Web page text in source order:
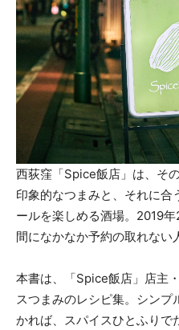
西荻窪「Spice飯店」は、そ
印象的なつまみと、それに
ールを楽しめる酒場。2019
間になかなか予約の取れない
本書は、「Spice飯店」店主
スつまみのレシピ集。シン
かれば、スパイスひとふりで